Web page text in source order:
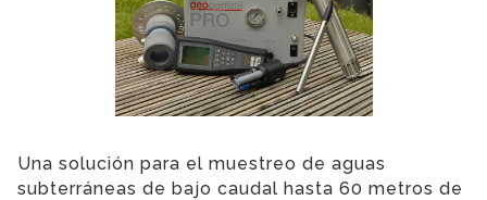
Una solución para el muestreo de aguas
subterráneas de bajo caudal hasta 60 metros de